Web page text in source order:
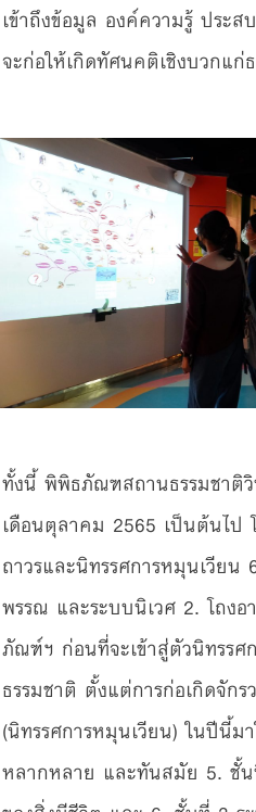
เข้าถึงข้อมูล องค์ความรู้ ปร
จะก่อให้เกิดทัศนคติเชิงบวกแก่
ทั้งนี้ พิพิธภัณฑสถานธรรมชาติ
เดือนตุลาคม 2565 เป็นต้นไป
ถาวรและนิทรรศการหมุนเวีย
พรรณ และระบบนิเวศ 2. โถง
ภัณฑ์ฯ ก่อนที่จะเข้าสู่ตัวนิทรร
ธรรมชาติ ตั้งแต่การก่อเกิดจัก
(นิทรรศการหมุนเวียน) ในปีนี้ม
หลากหลาย และทันสมัย 5. ชั้